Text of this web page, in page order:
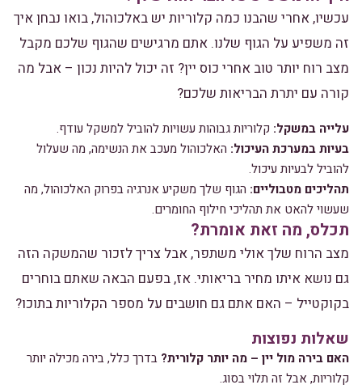
עכשיו, אחרי שהבנו כמה קלוריות יש באלכוהול, בואו נבחן איך
זה משפיע על הגוף שלנו. אתם מרגישים שהגוף שלכם מקבל
מצב רוח יותר טוב אחרי כוס יין? זה יכול להיות נכון – אבל מה
קורה עם יתרת הבריאות שלכם?
עלייה במשקל: קלוריות גבוהות עשויות להוביל למשקל עודף.
בעיות במערכת העיכול: האלכוהול מעכב את הנשימה, מה שעלול
להוביל לבעיות עיכול.
תהליכים מטבוליים: הגוף שלך משקיע אנרגיה בפרוק האלכוהול, מה
שעשוי להאט את תהליכי חילוף החומרים.
תכלס, מה זאת אומרת?
מצב הרוח שלך אולי משתפר, אבל צריך לזכור שהמשקה הזה
גם נושא איתו מחיר בריאותי. אז, בפעם הבאה שאתם בוחרים
בקוקטייל – האם אתם גם חושבים על מספר הקלוריות בתוכו?
שאלות נפוצות
האם בירה מול יין – מה יותר קלורית? בדרך כלל, בירה מכילה יותר
קלוריות, אבל זה תלוי בסוג.